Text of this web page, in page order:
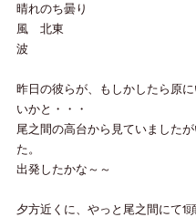
晴れのち曇り
風　北東
波
昨日の彼らが、もしかしたら原
いかと・・・
尾之間の高台から見ていました
た。
出発したかな～～
夕方近くに、やっと尾之間にて1